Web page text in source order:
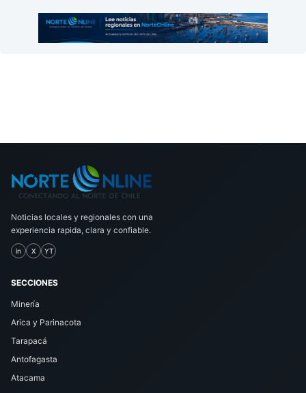
Noticias locales y regionales con una
experiencia rapida, clara y confiable.
in X YT
SECCIONES
Minería
Arica y Parinacota
Tarapacá
Antofagasta
Atacama